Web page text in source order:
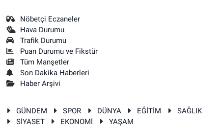
Nöbetçi Eczaneler
Hava Durumu
Trafik Durumu
Puan Durumu ve Fikstür
Tüm Manşetler
Son Dakika Haberleri
Haber Arşivi
GÜNDEM SPOR DÜNYA EĞİTİM
SAĞLIK
SİYASET
EKONOMİ YAŞAM